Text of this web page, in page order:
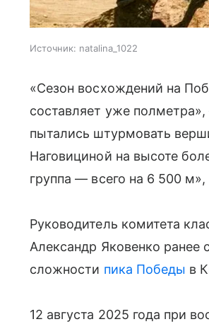
Источник: natalina_1022
«Сезон восхождений на
составляет уже
пытались штурмовать
Наговициной на высоте
группа — всего на 6 500
Руководитель комитета
Александр Яковенко ранее
сложности пика Победы в
12 августа 2025 года при